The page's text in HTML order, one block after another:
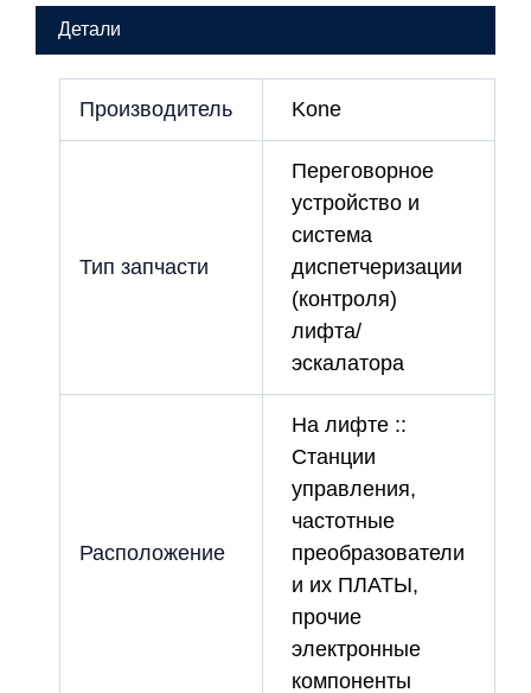
Коне
Детали
Производитель Kone
Тип запчасти
Переговорное
устройство и
система
диспетчеризации
(контроля)
лифта/
эскалатора
Расположение
На лифте ::
Станции
управления,
частотные
преобразователи
и их ПЛАТЫ,
прочие
электронные
компоненты